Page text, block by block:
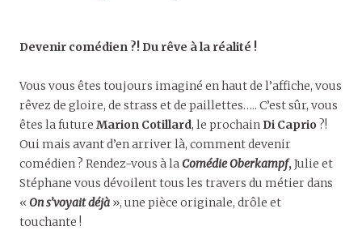
Devenir comédien ?! Du rêve à la réalité !
Vous vous êtes toujours imaginé en haut de l’affiche, vous
rêvez de gloire, de strass et de paillettes….. C’est sûr, vous
êtes la future Marion Cotillard, le prochain Di Caprio ?!
Oui mais avant d’en arriver là, comment devenir
comédien ? Rendez-vous à laComédie Oberkampf, Julie et
Stéphane vous dévoilent tous les travers du métier dans
« On s’voyait déjà », une pièce originale, drôle et
touchante !